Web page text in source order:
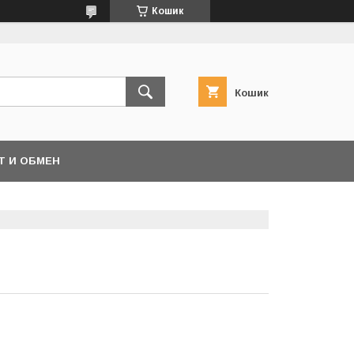
Кошик
Кошик
И ОБМЕН